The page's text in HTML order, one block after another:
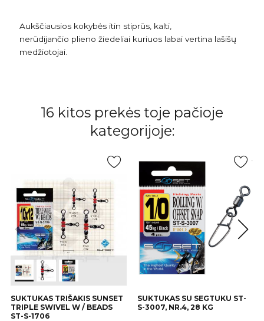
Aukščiausios kokybės itin stiprūs, kalti,
nerūdijančio plieno žiedeliai kuriuos labai vertina lašišų
medžiotojai.
16 kitos prekės toje pačioje
kategorijoje:
SUKTUKAS TRIŠAKIS SUNSET
TRIPLE SWIVEL W / BEADS
ST-S-1706
SUKTUKAS SU SEGTUKU ST-
S-3007, NR.4, 28 KG